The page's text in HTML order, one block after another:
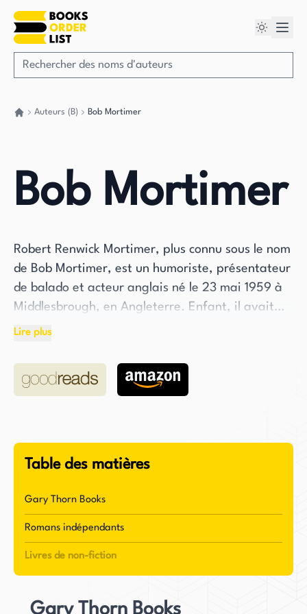
Auteurs (B) Bob Mortimer
Bob Mortimer
Robert Renwick Mortimer, plus connu sous le nom
de Bob Mortimer, est un humoriste, présentateur
de balado et acteur anglais né le 23 mai 1959 à
Middlesbrough, en Angleterre. Enfant, il avait
trois frères et a vécu dans le quartier de
lorsque Mortimer n'avait que sept ans, son père,
un représentant de biscuits, est décédé dans un
maison de sa famille avec un feux d'artifice
égaré.
Mortimer est surtout connu pour son travail dans
le duo comique Vic and Bob avec Vic Reeves.
Ensemble, ils ont créé et joué dans de
nombreuses émissions de télévision, dont "Vic
Reeves' Big Night Out", "Shooting Stars" et
Lire plus
Table des matières
Gary Thorn Books
Romans indépendants
Livres de non-fiction
Gary Thorn Books